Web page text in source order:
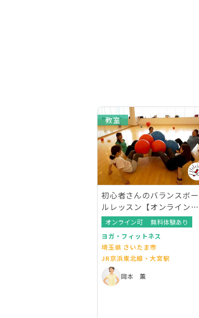
教室
初心者さんのバランスボー
ルレッスン【オンラインレ
ッスンあり】
オンライン可
無料体験あり
ヨガ・フィットネス
埼玉県 さいたま市
JR京浜東北線・大宮駅
岡本 薫